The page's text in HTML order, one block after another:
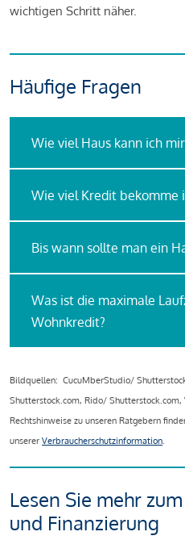
wichtigen Schritt näher.
Häufige Fragen
Wie viel Haus kann ich
Wie viel Kredit bekomme
Bis wann sollte man ein
Was ist die maximale
Wohnkredit?
Bildquellen: CucuMberStudio/
Shutterstock.com, Rido/
Rechtshinweise zu unseren Ratgebern
unserer Verbraucherschutzinformation.
Lesen Sie mehr
und Finanzierung